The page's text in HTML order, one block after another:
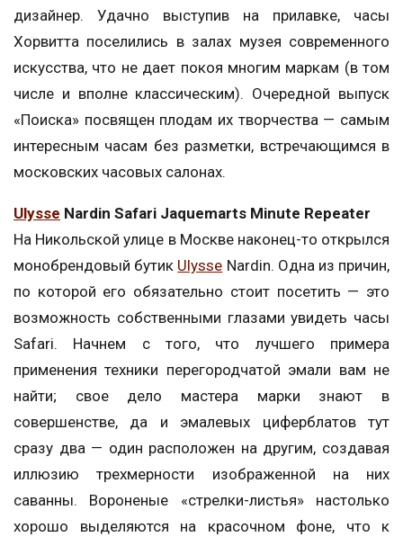
дизайнер. Удачно выступив на прилавке, часы
Хорвитта поселились в залах музея современного
искусства, что не дает покоя многим маркам (в том
числе и вполне классическим). Очередной выпуск
«Поиска» посвящен плодам их творчества — самым
интересным часам без разметки, встречающимся в
московских часовых салонах.
Ulysse Nardin Safari Jaquemarts Minute Repeater
На Никольской улице в Москве наконец-то открылся
монобрендовый бутик Ulysse Nardin. Одна из причин,
по которой его обязательно стоит посетить — это
возможность собственными глазами увидеть часы
Safari. Начнем с того, что лучшего примера
применения техники перегородчатой эмали вам не
найти; свое дело мастера марки знают в
совершенстве, да и эмалевых циферблатов тут
сразу два — один расположен на другим, создавая
иллюзию трехмерности изображенной на них
саванны. Вороненые «стрелки-листья» настолько
хорошо выделяются на красочном фоне, что к